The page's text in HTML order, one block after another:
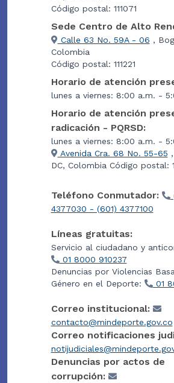
Código postal: 111071
Sede Centro de Alto
Calle 63 No. 59A - 06 ,
Colombia
Código postal: 111221
Horario de atención
lunes a viernes: 8:00 a.m. -
Horario de atención
radicación - PQRSD:
lunes a viernes: 8:00 a.m. -
Avenida Cra. 68 No. 55-65
DC, Colombia Código postal:
Teléfono Conmutador:
4377030 - (601) 4377100
Líneas gratuitas:
Servicio al ciudadano y
01 8000 910237
Denuncias por Violencias
Género en el Deporte:
01
Correo institucional:
contacto@mindeporte.gov.co
Correo notificaciones
Denuncias por actos de
corrupción: